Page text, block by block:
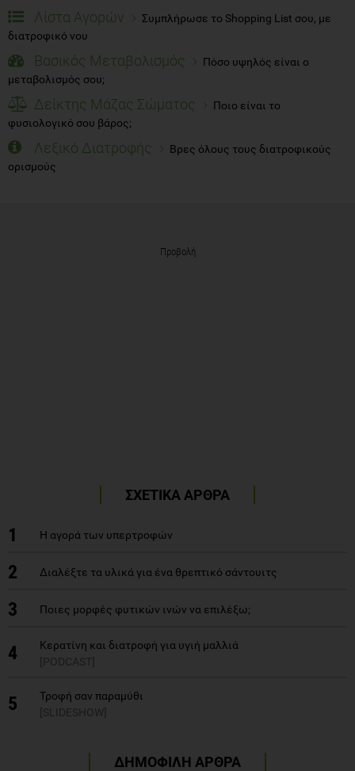
Λίστα Αγορών
Συμπλήρωσε το Shopping List σου, με
διατροφικό νου
Βασικός Μεταβολισμός
Πόσο υψηλός είναι ο
μεταβολισμός σου;
Δείκτης Μάζας Σώματος
Ποιο είναι το
φυσιολογικό σου βάρος;
Λεξικό Διατροφής
Βρες όλους τους διατροφικούς
ορισμούς
Προβολή
ΣΧΕΤΙΚΑ ΑΡΘΡΑ
1 H αγορά των υπερτροφών
2 Διαλέξτε τα υλικά για ένα θρεπτικό σάντουιτς
3 Ποιες μορφές φυτικών ινών να επιλέξω;
4
Κερατίνη και διατροφή για υγιή μαλλιά
[PODCAST]
5
Τροφή σαν παραμύθι
[SLIDESHOW]
ΔΗΜΟΦΙΛΗ ΑΡΘΡΑ